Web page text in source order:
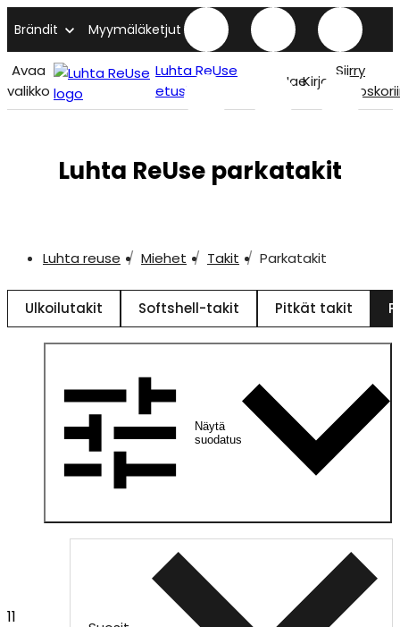
Brändit Myymäläketjut
Avaa
valikko
Luhta ReUse
etusivu
HaeKirjaudu
Siirry
Luhta ReUse parkatakit
Luhta reuse Miehet Takit Parkatakit
Ulkoilutakit Softshell-takit Pitkät takit
Näytä
suodatus
11